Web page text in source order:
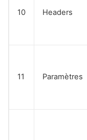
10 Headers
11 Paramètres